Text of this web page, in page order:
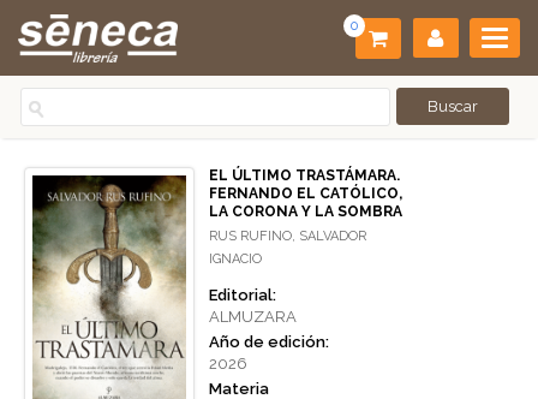
0
EL ÚLTIMO TRASTÁMARA.
FERNANDO EL CATÓLICO,
LA CORONA Y LA SOMBRA
RUS RUFINO, SALVADOR
IGNACIO
Editorial:
ALMUZARA
Año de edición:
2026
Materia